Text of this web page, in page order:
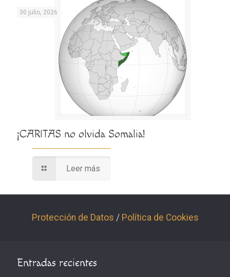
30 julio, 2026
¡CARITAS no olvida Somalia!
Leer más
Protección de Datos / Política de Cookies
Entradas recientes